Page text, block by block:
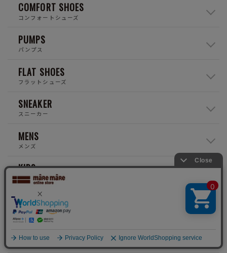
COMFORT SHOES
コンフォートシューズ
PUMPS
パンプス
FLAT SHOES
フラットシューズ
SNEAKER
スニーカー
MENS
メンズ
KIDS
キッズ
RAIN
レイン
BOOTS
ブーツ